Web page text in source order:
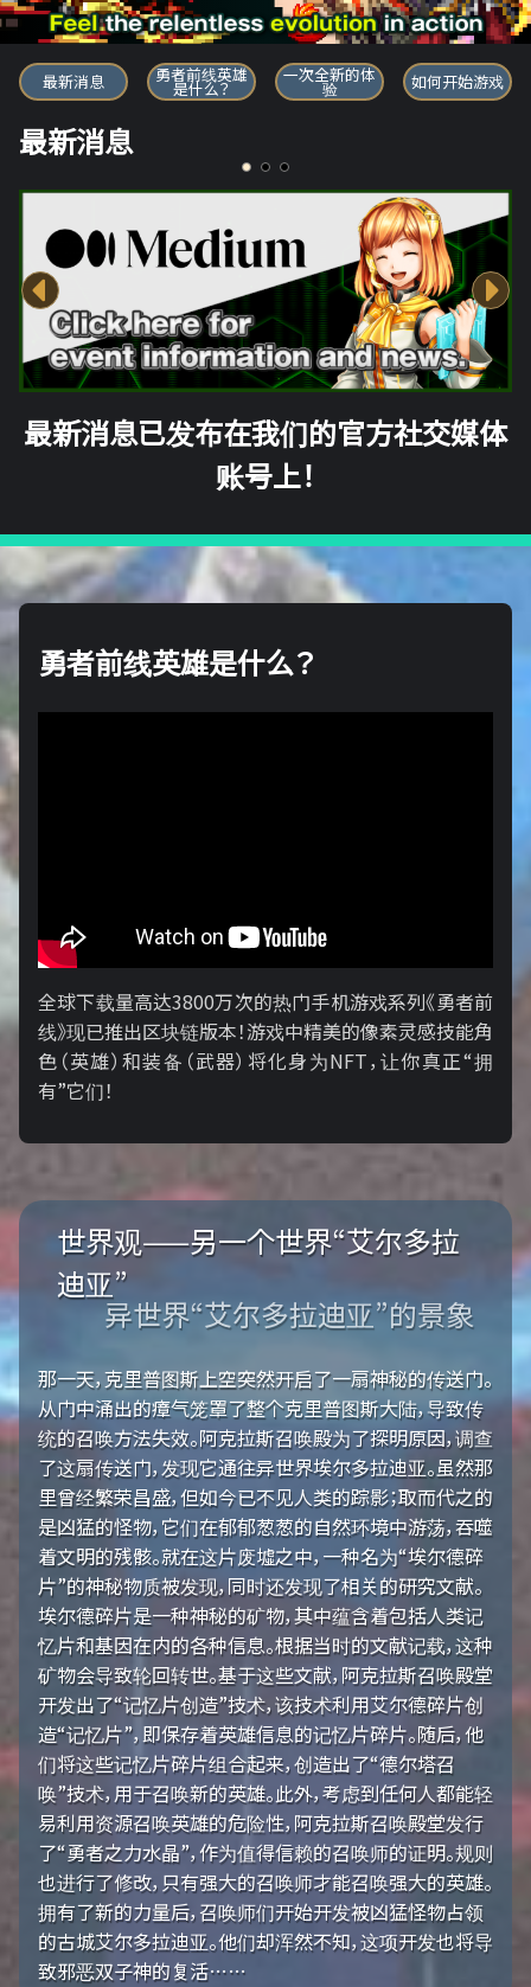
勇者前线英雄
最新消息 勇者前线英雄
是什么？
一次全新的体
验 如何开始游戏
最新消息
最新消息已发布在我们的官方社交媒体
账号上！
勇者前线英雄是什么？
全球下载量高达3800万次的热门手机游戏系列《勇者前
线》现已推出区块链版本！游戏中精美的像素灵感技能角
色（英雄）和装备（武器）将化身为NFT，让你真正“拥
有”它们！
世界观——另一个世界“艾尔多拉
迪亚”
异世界“艾尔多拉迪亚”的景象
那一天，克里普图斯上空突然开启了一扇神秘的传送门。
从门中涌出的瘴气笼罩了整个克里普图斯大陆，导致传
统的召唤方法失效。阿克拉斯召唤殿为了探明原因，调查
了这扇传送门，发现它通往异世界埃尔多拉迪亚。虽然那
里曾经繁荣昌盛，但如今已不见人类的踪影；取而代之的
是凶猛的怪物，它们在郁郁葱葱的自然环境中游荡，吞噬
着文明的残骸。就在这片废墟之中，一种名为“埃尔德碎
片”的神秘物质被发现，同时还发现了相关的研究文献。
埃尔德碎片是一种神秘的矿物，其中蕴含着包括人类记
忆片和基因在内的各种信息。根据当时的文献记载，这种
矿物会导致轮回转世。基于这些文献，阿克拉斯召唤殿堂
开发出了“记忆片创造”技术，该技术利用艾尔德碎片创
造“记忆片”，即保存着英雄信息的记忆片碎片。随后，他
们将这些记忆片碎片组合起来，创造出了“德尔塔召
唤”技术，用于召唤新的英雄。此外，考虑到任何人都能轻
易利用资源召唤英雄的危险性，阿克拉斯召唤殿堂发行
了“勇者之力水晶”，作为值得信赖的召唤师的证明。规则
也进行了修改，只有强大的召唤师才能召唤强大的英雄。
拥有了新的力量后，召唤师们开始开发被凶猛怪物占领
的古城艾尔多拉迪亚。他们却浑然不知，这项开发也将导
致邪恶双子神的复活……